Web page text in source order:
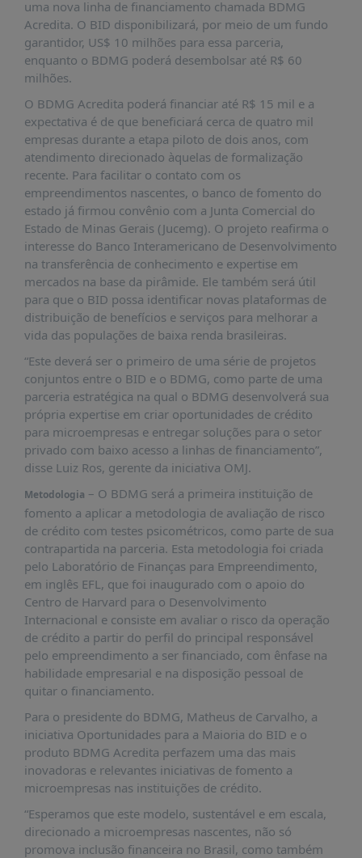
DADOS
FRENTE
PARLAMENTAR
SOBRE
A
FRENTE
MATERIAIS
INFORMAÇÕES
CURSOS
E
EVENTOS
MATERIAIS
DISPONÍVEIS
PUBLICAÇÕES
REVISTA
RUMOS
LIVROS
ESTUDOS
NOTÍCIAS
PRÊMIO
BID
PRÊMIO
ABDE
DE
JORNALISMO
SABER
+
uma nova linha de financiamento chamada BDMG
Acredita. O BID disponibilizará, por meio de um fundo
garantidor, US$ 10 milhões para essa parceria,
enquanto o BDMG poderá desembolsar até R$ 60
milhões.
O BDMG Acredita poderá financiar até R$ 15 mil e a
expectativa é de que beneficiará cerca de quatro mil
empresas durante a etapa piloto de dois anos, com
atendimento direcionado àquelas de formalização
recente. Para facilitar o contato com os
empreendimentos nascentes, o banco de fomento do
estado já firmou convênio com a Junta Comercial do
Estado de Minas Gerais (Jucemg). O projeto reafirma o
interesse do Banco Interamericano de Desenvolvimento
na transferência de conhecimento e expertise em
mercados na base da pirâmide. Ele também será útil
para que o BID possa identificar novas plataformas de
distribuição de benefícios e serviços para melhorar a
vida das populações de baixa renda brasileiras.
“Este deverá ser o primeiro de uma série de projetos
conjuntos entre o BID e o BDMG, como parte de uma
parceria estratégica na qual o BDMG desenvolverá sua
própria expertise em criar oportunidades de crédito
para microempresas e entregar soluções para o setor
privado com baixo acesso a linhas de financiamento”,
disse Luiz Ros, gerente da iniciativa OMJ.
Metodologia – O BDMG será a primeira instituição de
fomento a aplicar a metodologia de avaliação de risco
de crédito com testes psicométricos, como parte de sua
contrapartida na parceria. Esta metodologia foi criada
pelo Laboratório de Finanças para Empreendimento,
em inglês EFL, que foi inaugurado com o apoio do
Centro de Harvard para o Desenvolvimento
Internacional e consiste em avaliar o risco da operação
de crédito a partir do perfil do principal responsável
pelo empreendimento a ser financiado, com ênfase na
habilidade empresarial e na disposição pessoal de
quitar o financiamento.
Para o presidente do BDMG, Matheus de Carvalho, a
iniciativa Oportunidades para a Maioria do BID e o
produto BDMG Acredita perfazem uma das mais
inovadoras e relevantes iniciativas de fomento a
microempresas nas instituições de crédito.
“Esperamos que este modelo, sustentável e em escala,
direcionado a microempresas nascentes, não só
promova inclusão financeira no Brasil, como também